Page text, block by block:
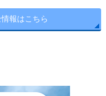
報はこちら